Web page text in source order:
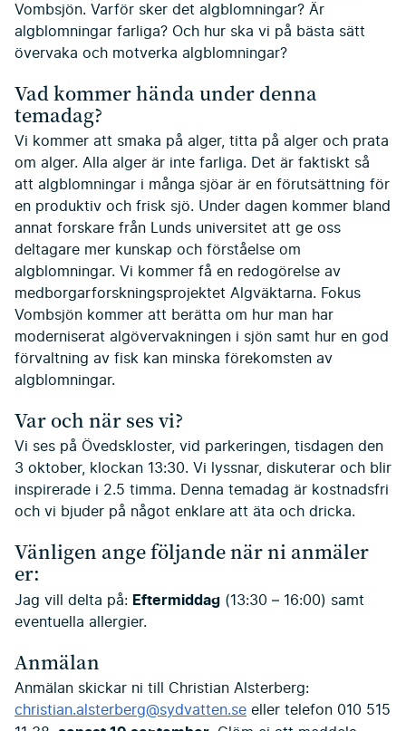
Vombsjön. Varför sker det algblomningar? Är
algblomningar farliga? Och hur ska vi på bästa sätt
övervaka och motverka algblomningar?
Vad kommer hända under denna
temadag?
Vi kommer att smaka på alger, titta på alger och prata
om alger. Alla alger är inte farliga. Det är faktiskt så
att algblomningar i många sjöar är en förutsättning för
en produktiv och frisk sjö. Under dagen kommer bland
annat forskare från Lunds universitet att ge oss
deltagare mer kunskap och förståelse om
algblomningar. Vi kommer få en redogörelse av
medborgarforskningsprojektet Algväktarna. Fokus
Vombsjön kommer att berätta om hur man har
moderniserat algövervakningen i sjön samt hur en god
förvaltning av fisk kan minska förekomsten av
algblomningar.
Var och när ses vi?
Vi ses på Övedskloster, vid parkeringen, tisdagen den
3 oktober, klockan 13:30. Vi lyssnar, diskuterar och blir
inspirerade i 2.5 timma. Denna temadag är kostnadsfri
och vi bjuder på något enklare att äta och dricka.
Vänligen ange följande när ni anmäler
er:
Jag vill delta på: Eftermiddag (13:30 – 16:00) samt
eventuella allergier.
Anmälan
Anmälan skickar ni till Christian Alsterberg:
christian.alsterberg@sydvatten.se eller telefon 010 515